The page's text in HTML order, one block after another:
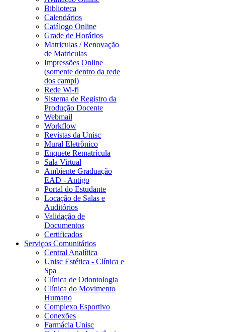
Biblioteca
Calendários
Catálogo Online
Grade de Horários
Matriculas / Renovação
de Matriculas
Impressões Online
(somente dentro da rede
dos campi)
Rede Wi-fi
Sistema de Registro da
Produção Docente
Webmail
Workflow
Revistas da Unisc
Mural Eletrônico
Enquete Rematrícula
Sala Virtual
Ambiente Graduação
EAD - Antigo
Portal do Estudante
Locação de Salas e
Auditórios
Validação de
Documentos
Certificados
Serviços Comunitários
Central Analítica
Unisc Estética - Clínica e
Spa
Clínica de Odontologia
Clínica do Movimento
Humano
Complexo Esportivo
Conexões
Farmácia Unisc